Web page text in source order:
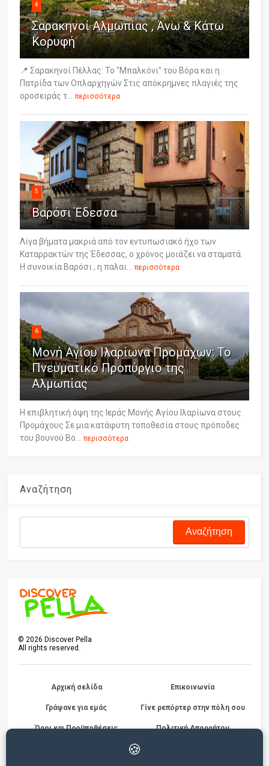
🍪
4
Σαρακηνοί Αλμωπίας , Άνω & Κάτω
Κορυφή
📍 Σαρακηνοί Πέλλας: Το "Μπαλκόνι" του Βόρα και η
Πατρίδα των Οπλαρχηγών Στις απόκρημνες πλαγιές της
οροσειράς τ...
περισσότερα
5
Βαρόσι Έδεσσα
Λίγα βήματα μακριά από τον εντυπωσιακό ήχο των
Καταρρακτών της Έδεσσας, ο χρόνος μοιάζει να σταματά.
Η συνοικία Βαρόσι , η παλαι...
περισσότερα
6
Μονή Αγίου Ιλαρίωνα Προμάχων: Το
Πνευματικό Προπύργιο της
Αλμωπίας
Η επιβλητική όψη της Ιεράς Μονής Αγίου Ιλαρίωνα στους
Προμάχους Σε μια κατάφυτη τοποθεσία στους πρόποδες
του βουνού Βό...
περισσότερα
Αναζήτηση
©2026 Discover Pella
All rights reserved.
Αρχική σελίδα Επικοινωνία
Γράψανε για εμάς Γίνε ρεπόρτερ στην πόλη σου
Όροι και Προϋποθέσεις
Πολιτική Απορρήτου